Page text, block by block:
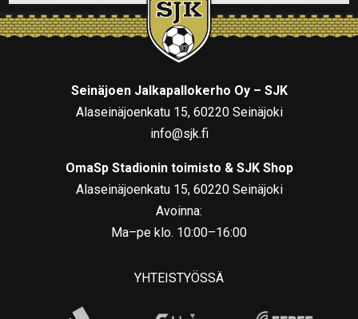
Seinäjoen Jalkapallokerho Oy – SJK
Alaseinäjoenkatu 15, 60220 Seinäjoki
info@sjk.fi
OmaSp Stadionin toimisto & SJK Shop
Alaseinäjoenkatu 15, 60220 Seinäjoki
Avoinna:
Ma–pe klo. 10:00–16:00
YHTEISTYÖSSÄ